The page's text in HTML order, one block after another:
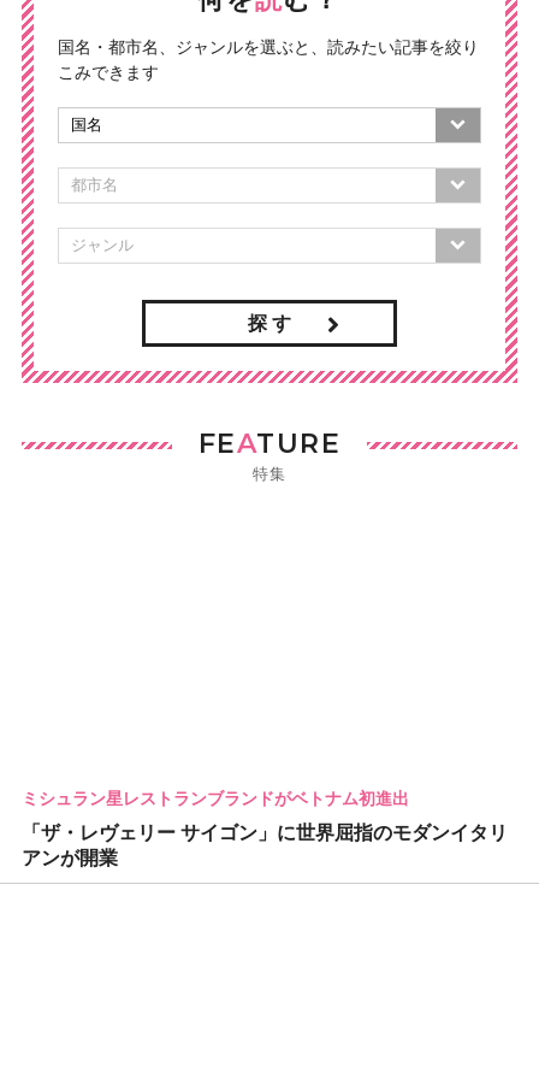
国名・都市名、ジャンルを選ぶと、読みたい記事を絞り
こみできます
探 す
FEATURE
特集
ミシュラン星レストランブランドがベトナム初進出
「ザ・レヴェリー サイゴン」に世界屈指のモダンイタリ
アンが開業